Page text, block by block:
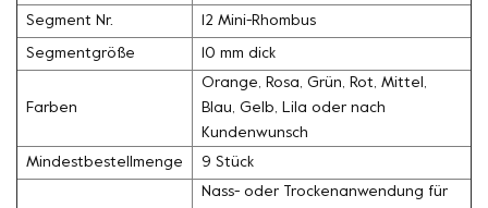
Segment Nr. 12 Mini-Rhombus
Segmentgröße 10 mm dick
Farben
Orange, Rosa, Grün, Rot, Mittel,
Blau, Gelb, Lila oder nach
Kundenwunsch
Mindestbestellmenge 9 Stück
Nass- oder Trockenanwendung für